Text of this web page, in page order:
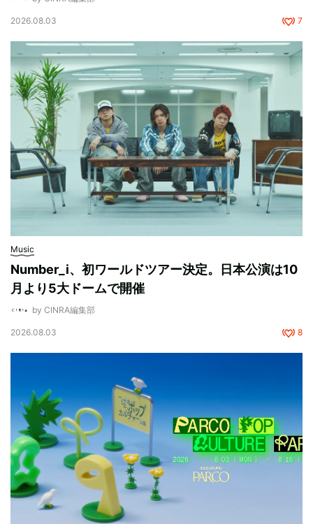
2026.08.03 7
Music
Number_i、初ワールドツアー決定。日本公演は10
月より5大ドームで開催
by CINRA編集部
2026.08.03 8